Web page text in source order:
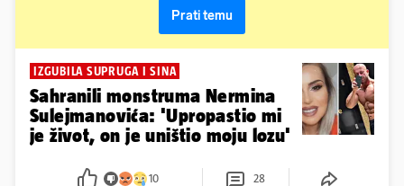
Prati temu
IZGUBILA SUPRUGA I SINA
Sahranili monstruma Nermina
Sulejmanovića: 'Upropastio mi
je život, on je uništio moju lozu'
10 28